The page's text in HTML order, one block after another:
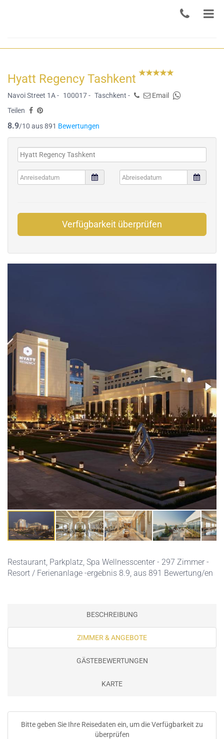
Hyatt Regency Tashkent
Navoi Street 1A - 100017 - Taschkent -
Email
Teilen
8.9/10 aus 891 Bewertungen
Verfügbarkeit überprüfen
Restaurant, Parkplatz, Spa Wellnesscenter - 297 Zimmer -
Resort / Ferienanlage -ergebnis 8.9, aus 891 Bewertung/en
BESCHREIBUNG
ZIMMER & ANGEBOTE
GÄSTEBEWERTUNGEN
KARTE
Bitte geben Sie Ihre Reisedaten ein, um die Verfügbarkeit zu
überprüfen